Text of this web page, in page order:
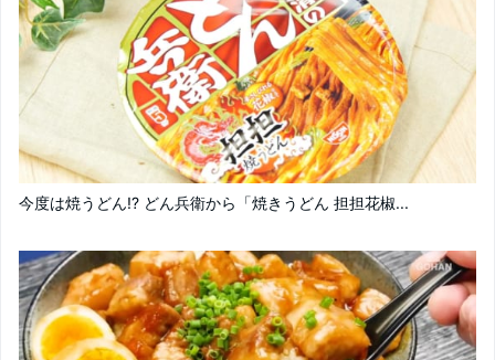
今度は焼うどん!? どん兵衛から「焼きうどん 担担花椒...